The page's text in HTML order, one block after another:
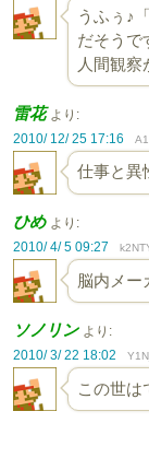
うふぅ♪
だそうで
人間観察
雷花 より:
2010/ 12/ 25 17:16
仕事と異
ひめ より:
2010/ 4/ 5 09:27
脳内メー
ソノリン より:
2010/ 3/ 22 18:02
この世は